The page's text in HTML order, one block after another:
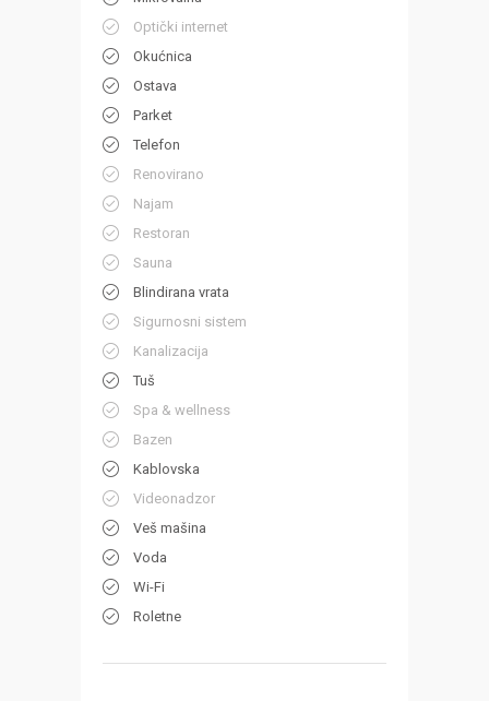
Optički internet
Okućnica
Ostava
Parket
Telefon
Renovirano
Najam
Restoran
Sauna
Blindirana vrata
Sigurnosni sistem
Kanalizacija
Tuš
Spa & wellness
Bazen
Kablovska
Videonadzor
Veš mašina
Voda
Wi-Fi
Roletne